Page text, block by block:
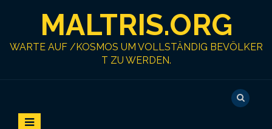
MALTRIS.ORG
WARTE AUF /KOSMOS UM VOLLSTÄNDIG BEVÖLKER
T ZU WERDEN.